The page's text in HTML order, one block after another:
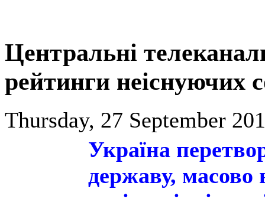
Центральні
рейтинги неіснуючих
Thursday, 27 September
Україна
державу,